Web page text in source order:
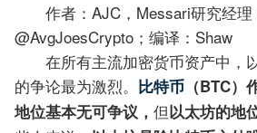
作者：AJC，Messari研究经理
@AvgJoesCrypto；编译：Shaw
在所有主流加密货币资产中，
的争论最为激烈。 比特币 （BTC
地位基本无可争议， 但以太坊的地